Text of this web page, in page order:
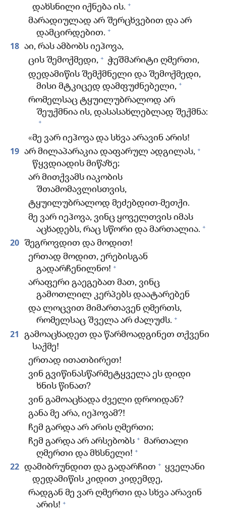
დახსნილი იქნება ის. +
მარადიულად არ შერცხვებით და არ
დამცირდებით. +
18 აი, რას ამბობს იეჰოვა,
ცის შემოქმედი, + ჭეშმარიტი ღმერთი,
დედამიწის შემქმნელი და შემოქმედი,
მისი მტკიცედ დამფუძნებელი, +
რომელსაც ტყუილუბრალოდ არ
შეუქმნია ის, დასასახლებლად შექმნა:
+
«მე ვარ იეჰოვა და სხვა არავინ არის!
19 არ მილაპარაკია დაფარულ ადგილას, +
წყვდიადის მიწაზე;
არ მითქვამს იაკობის
შთამომავლისთვის,
ტყუილუბრალოდ მეძებდით-მეთქი.
მე ვარ იეჰოვა, ვინც ყოველთვის იმას
აცხადებს, რაც სწორი და მართალია. +
20 შეგროვდით და მოდით!
ერთად მოდით, ერებისგან
გადარჩენილნო! +
არაფერი გაეგებათ მათ, ვინც
გამოთლილ კერპებს დაატარებენ
და ლოცვით მიმართავენ ღმერთს,
რომელსაც შველა არ ძალუძს. +
21
გამოაცხადეთ და წარმოადგინეთ თქვენი
საქმე!
ერთად ითათბირეთ!
ვინ გვიწინასწარმეტყველა ეს დიდი
ხნის წინათ?
ვინ გამოაცხადა ძველი დროიდან?
განა მე არა, იეჰოვამ?!
ჩემ გარდა არ არის ღმერთი;
ჩემ გარდა არ არსებობს + მართალი
ღმერთი და მხსნელი! +
22 დამიბრუნდით და გადარჩით + ყველანი
დედამიწის კიდით კიდემდე,
რადგან მე ვარ ღმერთი და სხვა არავინ
არის! +